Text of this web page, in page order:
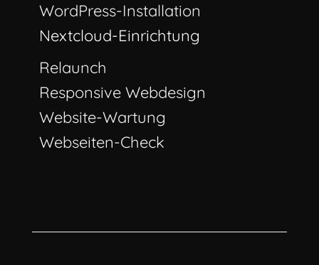
WordPress-Installation
Nextcloud-Einrichtung
Relaunch
Responsive Webdesign
Website-Wartung
Webseiten-Check